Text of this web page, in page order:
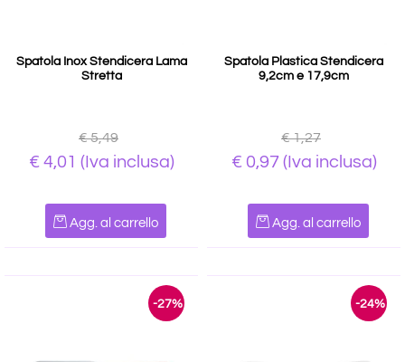
Spatola Inox Stendicera Lama
Stretta
€ 5,49
€ 4,01 (Iva inclusa)
Agg. al carrello
Spatola Plastica Stendicera
9,2cm e 17,9cm
€ 1,27
€ 0,97 (Iva inclusa)
Agg. al carrello
-27% -24%